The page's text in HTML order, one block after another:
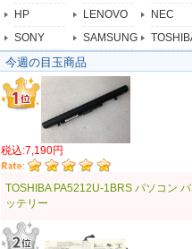
HP
LENOVO
NEC
SONY
SAMSUNG
今週の目玉商品
税込:7,190円
TOSHIBA PA5212U-1BRS パソコン バ
ッテリー